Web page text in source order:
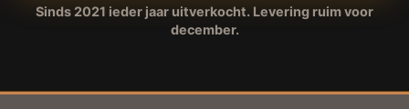
Sinds 2021 ieder jaar uitverkocht. Levering ruim voor
december.